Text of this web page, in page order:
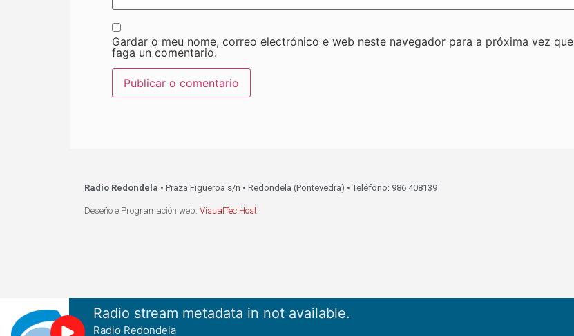
Gardar o meu nome, correo electrónico e web neste navegador para a próxima vez que
faga un comentario.
Radio Redondela • Praza Figueroa s/n • Redondela (Pontevedra) • Teléfono: 986 408139
Deseño e Programación web: VisualTec Host
Radio stream metadata in not available.
Radio Redondela